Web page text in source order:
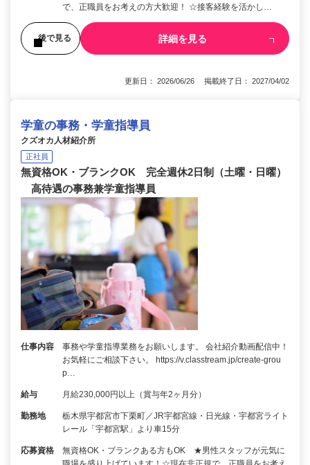
で、正職員をお考えの方大歓迎！ ☆接客経験を活かし…
後で見る 詳細を見る
更新日： 2026/06/26 掲載終了日： 2027/04/02
学童の事務・学童指導員
クズオカ人材紹介所
正社員
無資格OK・ブランクOK 完全週休2日制（土曜・日曜）
高待遇の事務兼学童指導員
仕事内容
事務や学童指導業務をお願いします。 会社紹介動画配信中！
お気軽にご相談下さい。 https://v.classtream.jp/create-grou
p…
給与 月給230,000円以上（賞与年2ヶ月分）
勤務地
栃木県宇都宮市下栗町／JR宇都宮線・日光線・宇都宮ライト
レール「宇都宮駅」より車15分
応募資格
無資格OK・ブランクある方もOK ★男性スタッフが元気に